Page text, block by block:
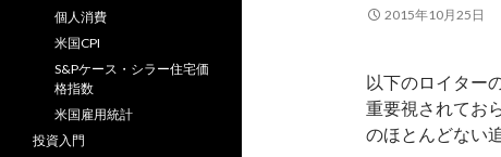
2015年10月25日
以下のロイター
重要視されてお
のほとんどない
個人消費
米国CPI
S&Pケース・シラー住宅価
格指数
米国雇用統計
投資入門